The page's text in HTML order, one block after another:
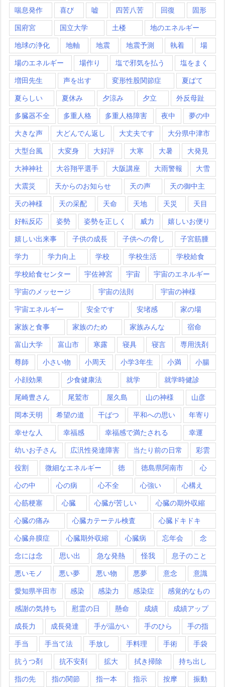
喘息発作 喜び 嘘 四苦八苦 回復 固形
国府宮 国立大学 土楼 地のエネルギー
地球の浄化 地軸 地震 地震予測 執着 場
場のエネルギー 場作り 塩で邪気を払う 塩をまく
増田先生 声を出す 変形性股関節症 夏ばて
夏らしい 夏休み 夕涼み 夕立 外反母趾
多臓器不全 多重人格 多重人格障害 夜中 夢の中
大きな声 大どんでん返し 大丈夫です 大分県中津市
大型台風 大変身 大好評 大寒 大暑 大発見
大神神社 大谷翔平選手 大阪講座 大雨警報 大雪
大震災 天からのお知らせ 天の声 天の御中主
天の神様 天の采配 天命 天地 天災 天目
好転反応 姿勢 姿勢を正しく 威力 嬉しいお便り
嬉しい出来事 子供の成長 子供への脅し 子宮筋腫
学力 学力向上 学校 学校生活 学校給食
学校給食センター 宇佐神宮 宇宙 宇宙のエネルギー
宇宙のメッセージ 宇宙の法則 宇宙の神様
宇宙エネルギー 安全です 安堵感 家の場
家族と食事 家族のため 家族みんな 宿命
富山大学 富山市 寒露 寝具 寝言 専用洗剤
尊師 小さい物 小周天 小学3年生 小満 小腸
小顔効果 少食健康法 就学 就学時健診
尾崎豊さん 尾鷲市 屋久島 山の神様 山彦
岡本天明 希望の道 干ばつ 平和への思い 年寄り
幸せな人 幸福感 幸福感で満たされる 幸運
幼いお子さん 広汎性発達障害 当たり前の日常 彩雲
役割 微細なエネルギー 徳 徳島県阿南市 心
心の中 心の病 心不全 心強い 心構え
心筋梗塞 心臓 心臓が苦しい 心臓の期外収縮
心臓の痛み 心臓カテーテル検査 心臓ドキドキ
心臓弁膜症 心臓期外収縮 心臓病 忘年会 念
念には念 思い出 急な発熱 怪我 息子のこと
悪いモノ 悪い夢 悪い物 悪夢 意念 意識
愛知県半田市 感染 感染力 感染症 感覚的なもの
感謝の気持ち 慰霊の日 懸命 成績 成績アップ
成長力 成長発達 手が温かい 手のひら 手の指
手当 手当て法 手放し 手料理 手術 手袋
抗うつ剤 抗不安剤 拡大 拭き掃除 持ち出し
指の先 指の関節 指一本 指示 按摩 振動